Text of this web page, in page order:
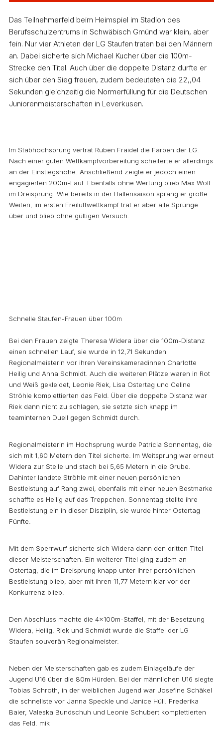
Das Teilnehmerfeld beim Heimspiel im Stadion des
Berufsschulzentrums in Schwäbisch Gmünd war klein, aber
fein. Nur vier Athleten der LG Staufen traten bei den Männern
an. Dabei sicherte sich Michael Kucher über die 100m-
Strecke den Titel. Auch über die doppelte Distanz durfte er
sich über den Sieg freuen, zudem bedeuteten die 22,,04
Sekunden gleichzeitig die Normerfüllung für die Deutschen
Juniorenmeisterschaften in Leverkusen.
Im Stabhochsprung vertrat Ruben Fraidel die Farben der LG.
Nach einer guten Wettkampfvorbereitung scheiterte er allerdings
an der Einstiegshöhe. Anschließend zeigte er jedoch einen
engagierten 200m-Lauf. Ebenfalls ohne Wertung blieb Max Wolf
im Dreisprung. Wie bereits in der Hallensaison sprang er große
Weiten, im ersten Freiluftwettkampf trat er aber alle Sprünge
über und blieb ohne gültigen Versuch.
Schnelle Staufen-Frauen über 100m
Bei den Frauen zeigte Theresa Widera über die 100m-Distanz
einen schnellen Lauf, sie wurde in 12,71 Sekunden
Regionalmeisterin vor ihren Vereinskameradinnen Charlotte
Heilig und Anna Schmidt. Auch die weiteren Plätze waren in Rot
und Weiß gekleidet, Leonie Riek, Lisa Ostertag und Celine
Ströhle komplettierten das Feld. Über die doppelte Distanz war
Riek dann nicht zu schlagen, sie setzte sich knapp im
teaminternen Duell gegen Schmidt durch.
Regionalmeisterin im Hochsprung wurde Patricia Sonnentag, die
sich mit 1,60 Metern den Titel sicherte. Im Weitsprung war erneut
Widera zur Stelle und stach bei 5,65 Metern in die Grube.
Dahinter landete Ströhle mit einer neuen persönlichen
Bestleistung auf Rang zwei, ebenfalls mit einer neuen Bestmarke
schaffte es Heilig auf das Treppchen. Sonnentag stellte ihre
Bestleistung ein in dieser Disziplin, sie wurde hinter Ostertag
Fünfte.
Mit dem Sperrwurf sicherte sich Widera dann den dritten Titel
dieser Meisterschaften. Ein weiterer Titel ging zudem an
Ostertag, die im Dreisprung knapp unter ihrer persönlichen
Bestleistung blieb, aber mit ihren 11,77 Metern klar vor der
Konkurrenz blieb.
Den Abschluss machte die 4x100m-Staffel, mit der Besetzung
Widera, Heilig, Riek und Schmidt wurde die Staffel der LG
Staufen souverän Regionalmeister.
Neben der Meisterschaften gab es zudem Einlageläufe der
Jugend U16 über die 80m Hürden. Bei der männlichen U16 siegte
Tobias Schroth, in der weiblichen Jugend war Josefine Schäkel
die schnellste vor Janna Speckle und Janice Hüll. Frederika
Baier, Valeska Bundschuh und Leonie Schubert komplettierten
das Feld. mik